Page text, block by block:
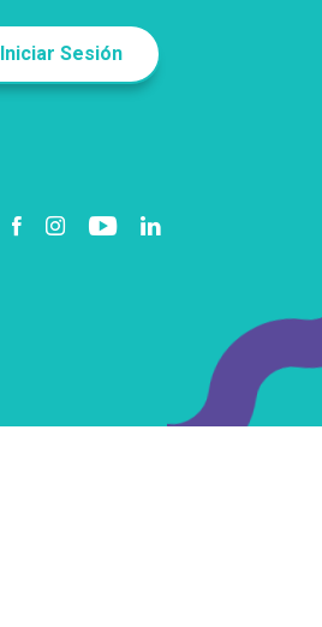
Iniciar Sesión